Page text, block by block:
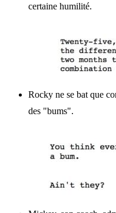
certaine humilité.
Rocky ne se bat que
des "bums".